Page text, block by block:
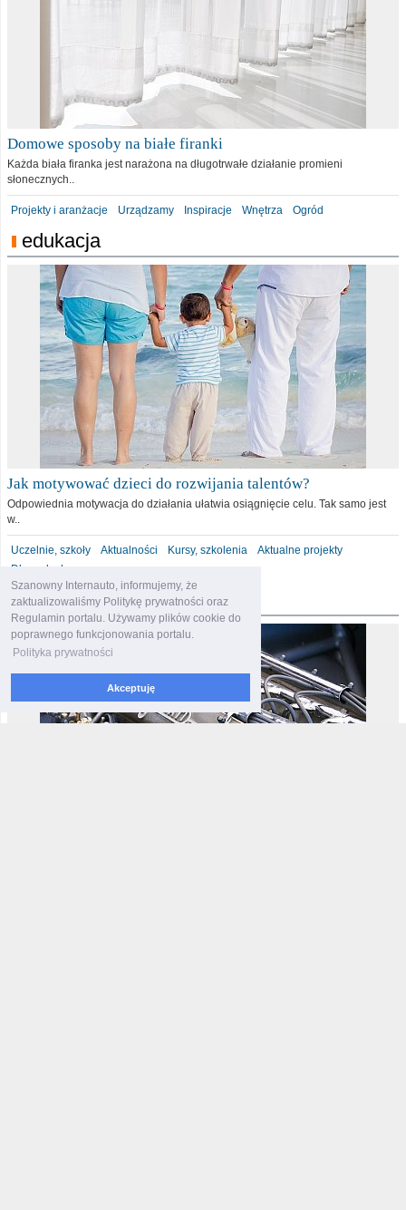
Szanowny Internauto, informujemy, że
zaktualizowaliśmy Politykę prywatności oraz
Regulamin portalu. Używamy plików cookie do
poprawnego funkcjonowania portalu.
Polityka prywatności
Akceptuję
Domowe sposoby na białe firanki
Każda biała firanka jest narażona na długotrwałe działanie promieni
słonecznych..
Projekty i aranżacje Urządzamy Inspiracje Wnętrza Ogród
edukacja
Jak motywować dzieci do rozwijania talentów?
Odpowiednia motywacja do działania ułatwia osiągnięcie celu. Tak samo jest
w..
Uczelnie, szkoły Aktualności Kursy, szkolenia
Aktualne projekty
Dla malucha
motoryzacja